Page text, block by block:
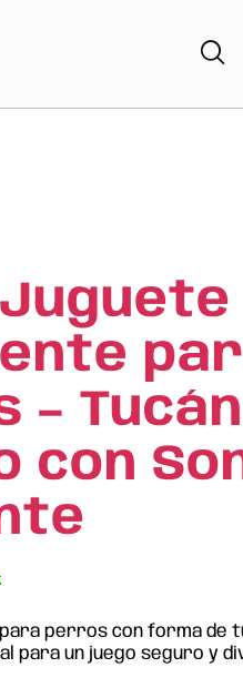
Juguete
–
con
perros con forma de
para un juego seguro y